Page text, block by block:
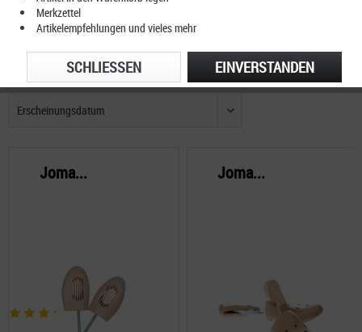
FILTERN
Joma... Joma...
Merkzettel
Artikelempfehlungen und vieles mehr
EINVERSTANDEN
SCHLIESSEN